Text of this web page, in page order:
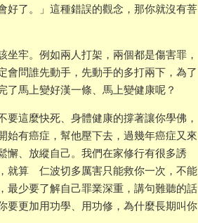
好了。」這種錯誤的觀念，那你就沒有菩
牢。例如兩人打架，兩個都是傷害罪，
會問誰先動手，先動手的多打兩下，為了
馬上變好漢一條、馬上變健康呢？
這麼快死、身體健康的撐著讓你學佛，
始有癌症，幫他壓下去，過幾年癌症又來
懈、放縱自己。我們在家修行有很多誘
就算 仁波切多厲害只能救你一次，不能
最少要了解自己罪業深重，講句難聽的話
要更加用功學、用功修，為什麼長期叫你